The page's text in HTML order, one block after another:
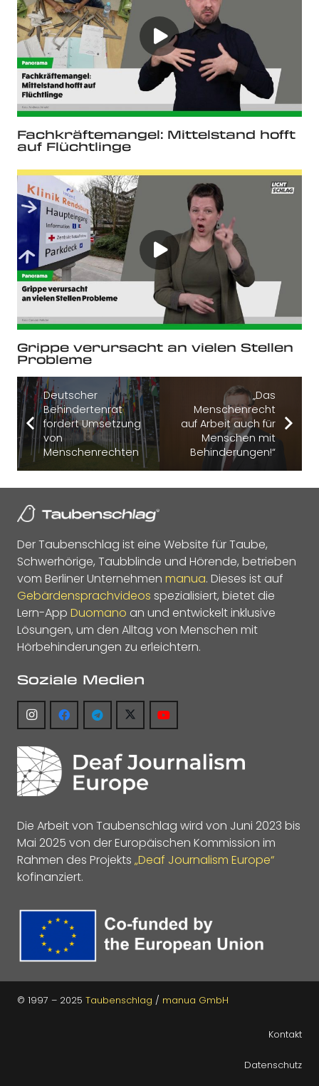
Fachkräftemangel: Mittelstand hofft
auf Flüchtlinge
Grippe verursacht an vielen Stellen
Probleme
Deutscher
Behindertenrat
fordert Umsetzung
von
Menschenrechten
„Das
Menschenrecht
auf Arbeit auch für
Menschen mit
Behinderungen!“
Der Taubenschlag ist eine Website für Taube,
Schwerhörige, Taubblinde und Hörende, betrieben
vom Berliner Unternehmen manua. Dieses ist auf
Gebärdensprachvideos spezialisiert, bietet die
Lern-App Duomano an und entwickelt inklusive
Lösungen, um den Alltag von Menschen mit
Hörbehinderungen zu erleichtern.
Soziale Medien
Die Arbeit von Taubenschlag wird von Juni 2023 bis
Mai 2025 von der Europäischen Kommission im
Rahmen des Projekts „Deaf Journalism Europe“
kofinanziert.
© 1997 – 2025 Taubenschlag / manua GmbH
Kontakt
Datenschutz